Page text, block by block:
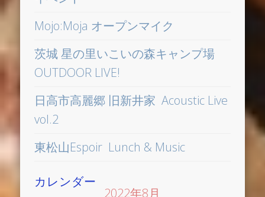
Mojo:Moja オープンマイク
茨城 星の里いこいの森キャンプ場
OUTDOOR LIVE!
日高市高麗郷 旧新井家 Acoustic Live
vol.2
東松山Espoir Lunch & Music
カレンダー
2022年8月